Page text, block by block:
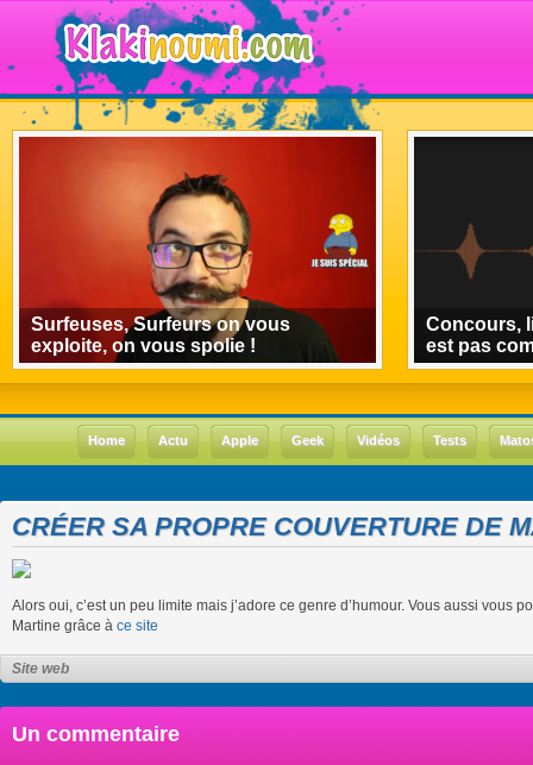
Surfeuses, Surfeurs on vous
exploite, on vous spolie !
Concours,
est pas
Home Actu Apple Geek Vidéos Tests
CRÉER SA PROPRE COUVERTURE DE
Alors oui, c’est un peu limite mais j’adore ce genre d’humour. Vous aussi vous
Martine grâce à ce site
Site web
Un commentaire